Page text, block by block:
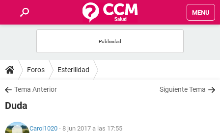
MENU
FOROS
SALUD
Foros Esterilidad
Tema Anterior Siguiente Tema
Duda
Carol1020 - 8 jun 2017 a las 17:55